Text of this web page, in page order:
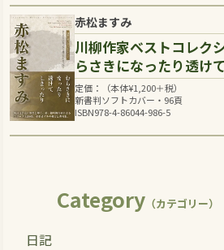
赤松ますみ
川柳作家ベストコレク
らさきになったり透け
定価：（本体¥1,200＋税）
新書判ソフトカバー・96頁
ISBN978-4-86044-986-5
Category（カテゴリー）
日記